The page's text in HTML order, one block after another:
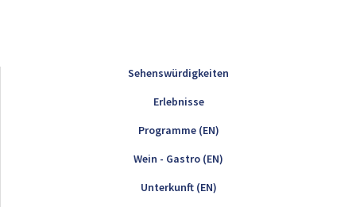
Sehenswürdigkeiten
Erlebnisse
Programme (EN)
Wein - Gastro (EN)
Unterkunft (EN)